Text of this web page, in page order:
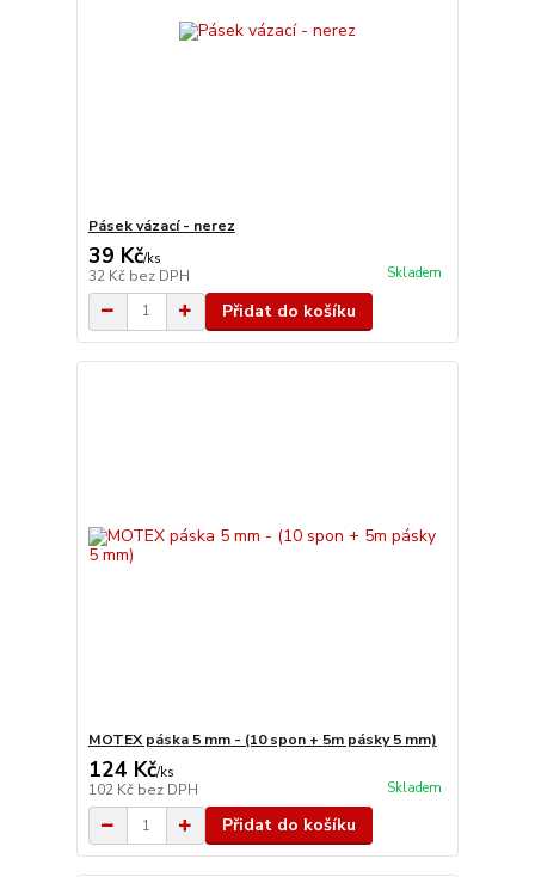
Pásek vázací - nerez
39 Kč/ks
32 Kč bez DPH Skladem
Přidat do košíku
MOTEX páska 5 mm - (10 spon + 5m pásky 5 mm)
124 Kč/ks
102 Kč bez DPH Skladem
Přidat do košíku